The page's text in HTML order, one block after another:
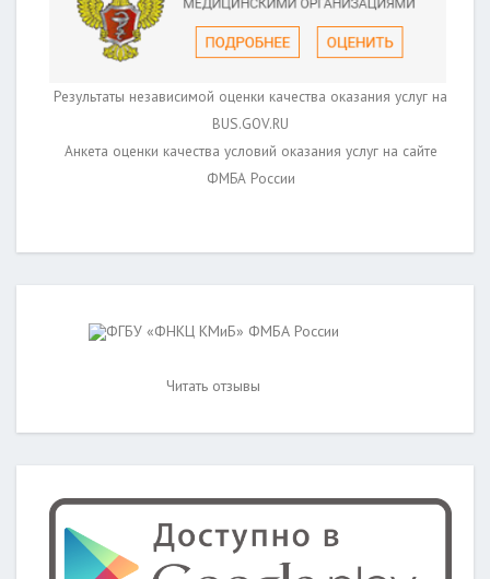
Результаты независимой оценки качества оказания услуг на
BUS.GOV.RU
Анкета оценки качества условий оказания услуг на сайте
ФМБА России
ФГБУ «ФНКЦ КМиБ» ФМБА России
Читать отзывы